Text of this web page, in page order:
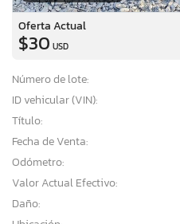
Oferta Actual
$30 USD
Número de lote:
ID vehicular (VIN):
Título:
Fecha de Venta:
Odómetro:
Valor Actual Efectivo:
Daño: